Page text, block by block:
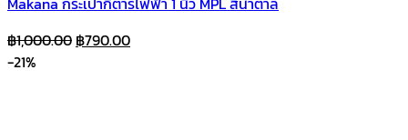
฿1,000.00 Original
฿790.00Current
-21%